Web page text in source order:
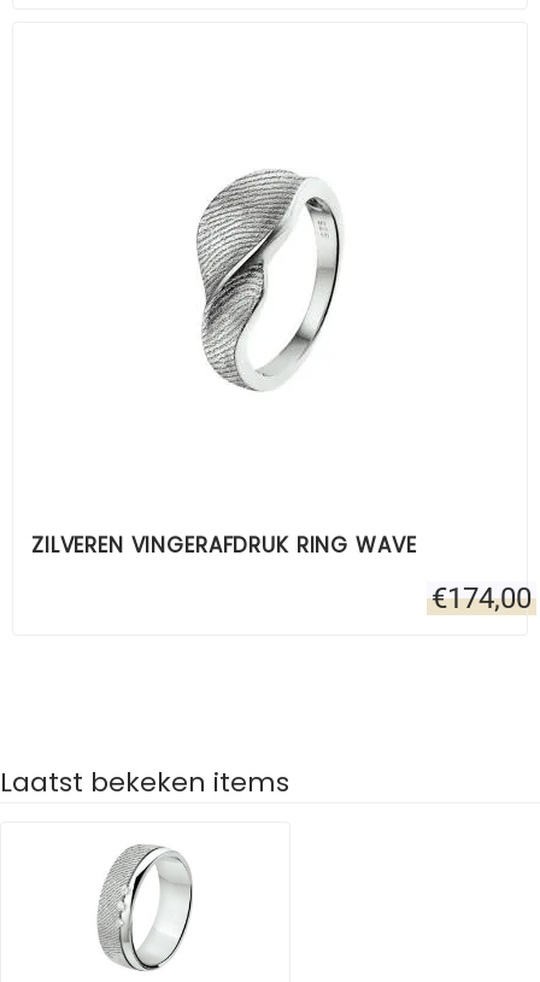
ZILVEREN VINGERAFDRUK RING WAVE
€174,00
Laatst bekeken items